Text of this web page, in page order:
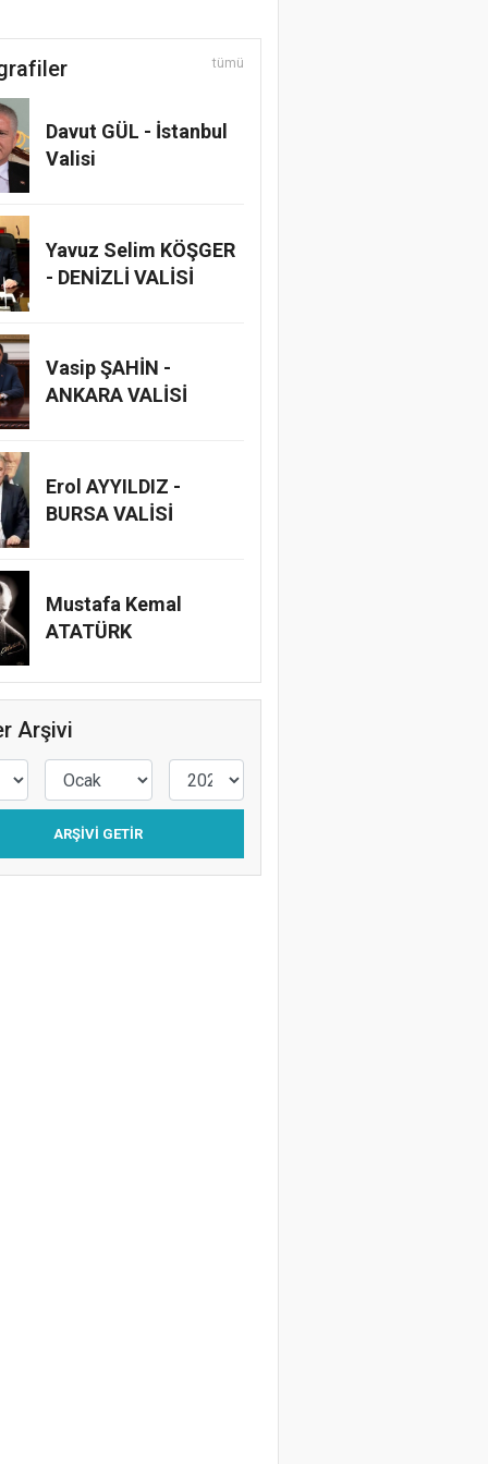
tümü
Davut GÜL - İstanbul
Valisi
Yavuz Selim KÖŞGER
- DENİZLİ VALİSİ
Vasip ŞAHİN -
ANKARA VALİSİ
Erol AYYILDIZ -
BURSA VALİSİ
Mustafa Kemal
ATATÜRK
Arşivi
ARŞIVI GETIR